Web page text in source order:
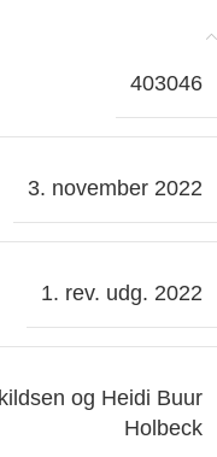
403046
3. november 2022
1. rev. udg. 2022
og Heidi Buur
Holbeck